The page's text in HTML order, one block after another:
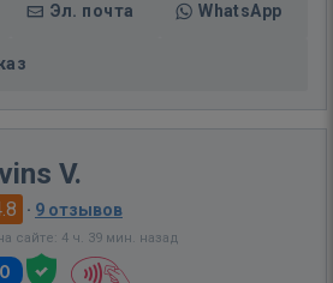
Эл. почта WhatsApp
V.
· 9 отзывов
сайте: 4 ч. 39 мин. назад